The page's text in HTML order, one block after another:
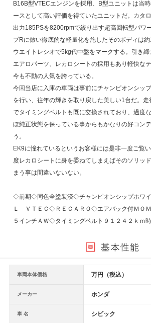
B16B型VTECエンジンを採用、B型ユニットは当
ースとして高い評価を得ていたユニットだ。カタ
出力185PSを8200rpmで絞り出す超高回転型パワ
プRに倣い徹底的な軽量化を施したそのボディは
ウエイトレシオで5kg代中盤をマークする。引き
エアロパーツ、レカロシートの採用もあり軽快な
今も不動の人気を誇っている。
今回当店に入庫の車両は事前にチャンピオンシッ
を行い、往年の輝きを取り戻した美しい1台だ。
でタイミングベルトも既に交換されており、過度
ぼ純正状態を保っている事からもかなりの好コン
う。
EK9に憧れているというお客様には是非一度ご覧
度レカロシートに身を委ねてしまえばそのソリッ
まう事は間違いないない。
◇前期◇同色全塗装済◇チャンピオンシップホワ
Ｌ ＶＴＥＣ◇ＲＥＣＡＲＯ◇エアバック付ＭＯ
５インチＡＷ◇タイミングベルト９１２４２ｋｍ
車両本体価格 万円（税込）
メーカー ホンダ
車 名 シビック